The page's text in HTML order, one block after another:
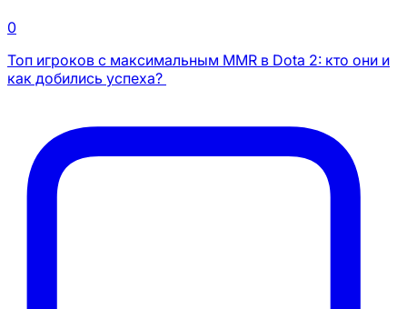
0
Топ игроков с максимальным MMR в Dota 2: кто они и
как добились успеха?